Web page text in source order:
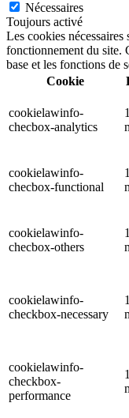
Nécessaires
Toujours activé
Les cookies
fonctionnement du site.
base et les fonctions de
Cookie
cookielawinfo-
checbox-analytics
cookielawinfo-
checbox-functional
cookielawinfo-
checbox-others
cookielawinfo-
checkbox-necessary
cookielawinfo-
checkbox-
performance